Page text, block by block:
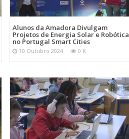
Alunos da Amadora Divulgam
Projetos de Energia Solar e Robótica
no Portugal Smart Cities
10 Outubro 2024 0 K